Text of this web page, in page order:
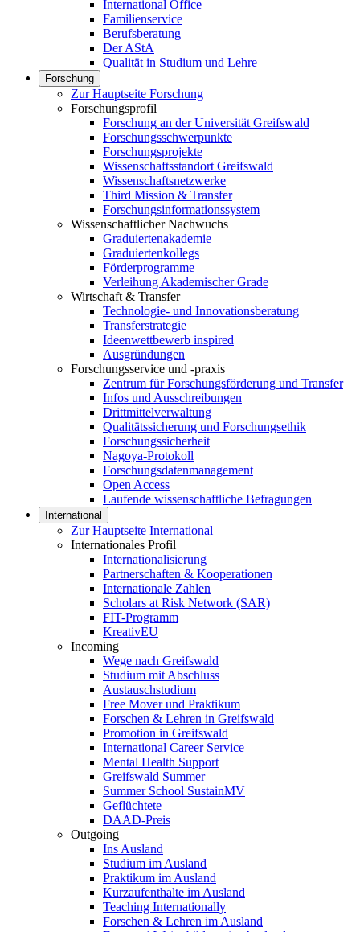
International Office
Familienservice
Berufsberatung
Der AStA
Qualität in Studium und Lehre
Forschung
Zur Hauptseite Forschung
Forschungsprofil
Forschung an der Universität Greifswald
Forschungsschwerpunkte
Forschungsprojekte
Wissenschaftsstandort Greifswald
Wissenschaftsnetzwerke
Third Mission & Transfer
Forschungsinformationssystem
Wissenschaftlicher Nachwuchs
Graduiertenakademie
Graduiertenkollegs
Förderprogramme
Verleihung Akademischer Grade
Wirtschaft & Transfer
Technologie- und Innovationsberatung
Transferstrategie
Ideenwettbewerb inspired
Ausgründungen
Forschungsservice und -praxis
Zentrum für Forschungsförderung und Transfer
Infos und Ausschreibungen
Drittmittelverwaltung
Qualitätssicherung und Forschungsethik
Forschungssicherheit
Nagoya-Protokoll
Forschungsdatenmanagement
Open Access
Laufende wissenschaftliche Befragungen
International
Zur Hauptseite International
Internationales Profil
Internationalisierung
Partnerschaften & Kooperationen
Internationale Zahlen
Scholars at Risk Network (SAR)
FIT-Programm
KreativEU
Incoming
Wege nach Greifswald
Studium mit Abschluss
Austauschstudium
Free Mover und Praktikum
Forschen & Lehren in Greifswald
Promotion in Greifswald
International Career Service
Mental Health Support
Greifswald Summer
Summer School SustainMV
Geflüchtete
DAAD-Preis
Outgoing
Ins Ausland
Studium im Ausland
Praktikum im Ausland
Kurzaufenthalte im Ausland
Teaching Internationally
Forschen & Lehren im Ausland